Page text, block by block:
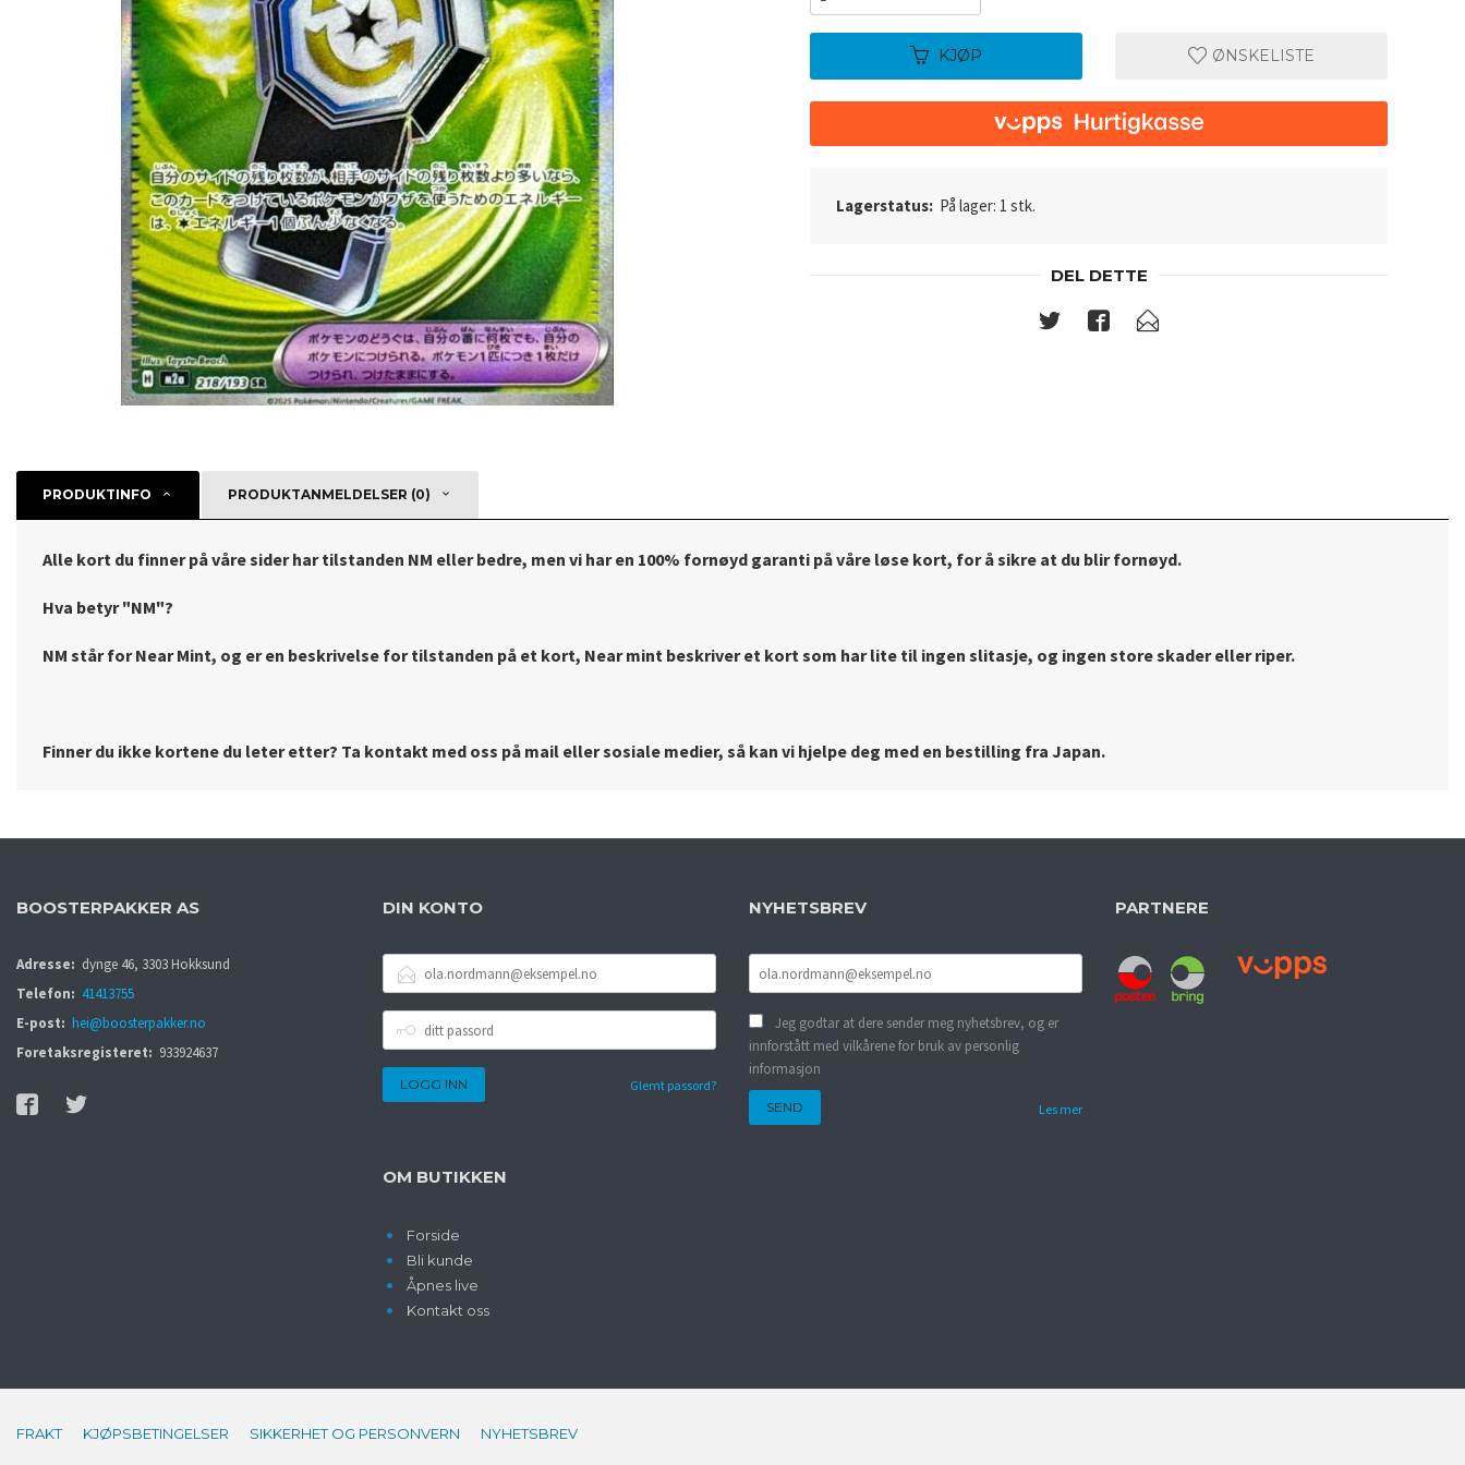
KJØP ØNSKELISTE
Lagerstatus: På lager: 1 stk.
DEL DETTE
PRODUKTINFO PRODUKTANMELDELSER (0)
Alle kort du finner på våre sider har tilstanden NM eller bedre, men vi har en 100% fornøyd garanti på våre løse kort, for å sikre at du blir fornøyd.
Hva betyr "NM"?
NM står for Near Mint, og er en beskrivelse for tilstanden på et kort, Near mint beskriver et kort som har lite til ingen slitasje, og ingen store skader eller riper.
Finner du ikke kortene du leter etter? Ta kontakt med oss på mail eller sosiale medier, så kan vi hjelpe deg med en bestilling fra Japan.
BOOSTERPAKKER AS
Adresse: dynge 46, 3303 Hokksund
Telefon: 41413755
E-post: hei@boosterpakker.no
Foretaksregisteret: 933924637
DIN KONTO
POSTADRESSE
PASSORD
Glemt passord?
OM BUTIKKEN
Forside
Bli kunde
Åpnes live
Kontakt oss
NYHETSBREV
Jeg godtar at dere sender meg nyhetsbrev, og er
innforstått med vilkårene for bruk av personlig
informasjon
Les mer
PARTNERE
FRAKT KJØPSBETINGELSER SIKKERHET OG PERSONVERN NYHETSBREV